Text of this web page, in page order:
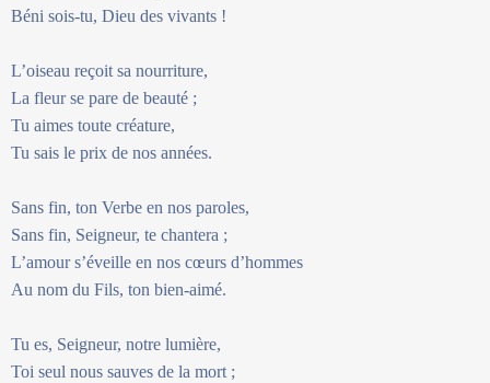
Béni sois-tu, Dieu des vivants !
L’oiseau reçoit sa nourriture,
La fleur se pare de beauté ;
Tu aimes toute créature,
Tu sais le prix de nos années.
Sans fin, ton Verbe en nos paroles,
Sans fin, Seigneur, te chantera ;
L’amour s’éveille en nos cœurs d’hommes
Au nom du Fils, ton bien-aimé.
Tu es, Seigneur, notre lumière,
Toi seul nous sauves de la mort ;